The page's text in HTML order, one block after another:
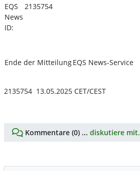
EQS
News
ID:
2135754
Ende der MitteilungEQS News-Service
2135754 13.05.2025 CET/CEST
Kommentare (0) ... diskutiere mit.